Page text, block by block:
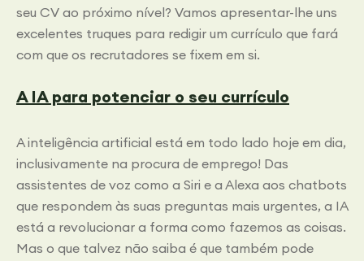
seu CV ao próximo nível? Vamos apresentar-lhe uns
excelentes truques para redigir um currículo que fará
com que os recrutadores se fixem em si.
A IA para potenciar o seu currículo
A inteligência artificial está em todo lado hoje em dia,
inclusivamente na procura de emprego! Das
assistentes de voz como a Siri e a Alexa aos chatbots
que respondem às suas preguntas mais urgentes, a IA
está a revolucionar a forma como fazemos as coisas.
Mas o que talvez não saiba é que também pode